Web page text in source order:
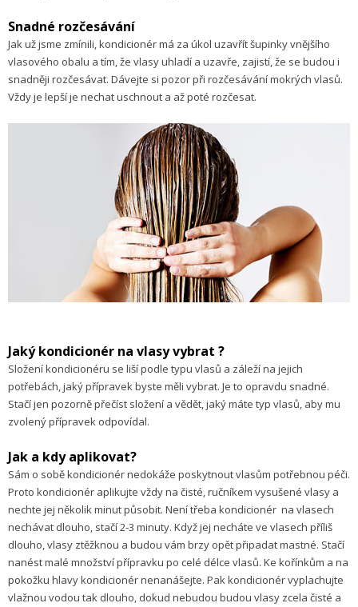
Snadné rozčesávání
Jak už jsme zmínili, kondicionér má za úkol uzavřít šupinky vnějšího
vlasového obalu a tím, že vlasy uhladí a uzavře, zajistí, že se budou i
snadněji rozčesávat. Dávejte si pozor při rozčesávání mokrých vlasů.
Vždy je lepší je nechat uschnout a až poté rozčesat.
Jaký kondicionér na vlasy vybrat ?
Složení kondicionéru se liší podle typu vlasů a záleží na jejich
potřebách, jaký přípravek byste měli vybrat. Je to opravdu snadné.
Stačí jen pozorně přečíst složení a vědět, jaký máte typ vlasů, aby mu
zvolený přípravek odpovídal.
Jak a kdy aplikovat?
Sám o sobě kondicionér nedokáže poskytnout vlasům potřebnou péči.
Proto kondicionér aplikujte vždy na čisté, ručníkem vysušené vlasy a
nechte jej několik minut působit. Není třeba kondicionér na vlasech
nechávat dlouho, stačí 2-3 minuty. Když jej necháte ve vlasech příliš
dlouho, vlasy ztěžknou a budou vám brzy opět připadat mastné. Stačí
nanést malé množství přípravku po celé délce vlasů. Ke kořínkům a na
pokožku hlavy kondicionér nenanášejte. Pak kondicionér vyplachujte
vlažnou vodou tak dlouho, dokud nebudou budou vlasy zcela čisté a